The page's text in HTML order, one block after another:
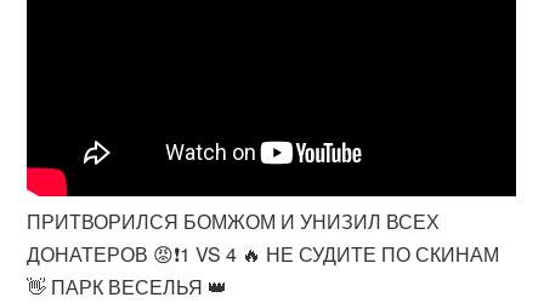
ПРИТВОРИЛСЯ БОМЖОМ И УНИЗИЛ ВСЕХ
ДОНАТЕРОВ 😡❗️1 VS 4 🔥 НЕ СУДИТЕ ПО СКИНАМ
👋 ПАРК ВЕСЕЛЬЯ 👑